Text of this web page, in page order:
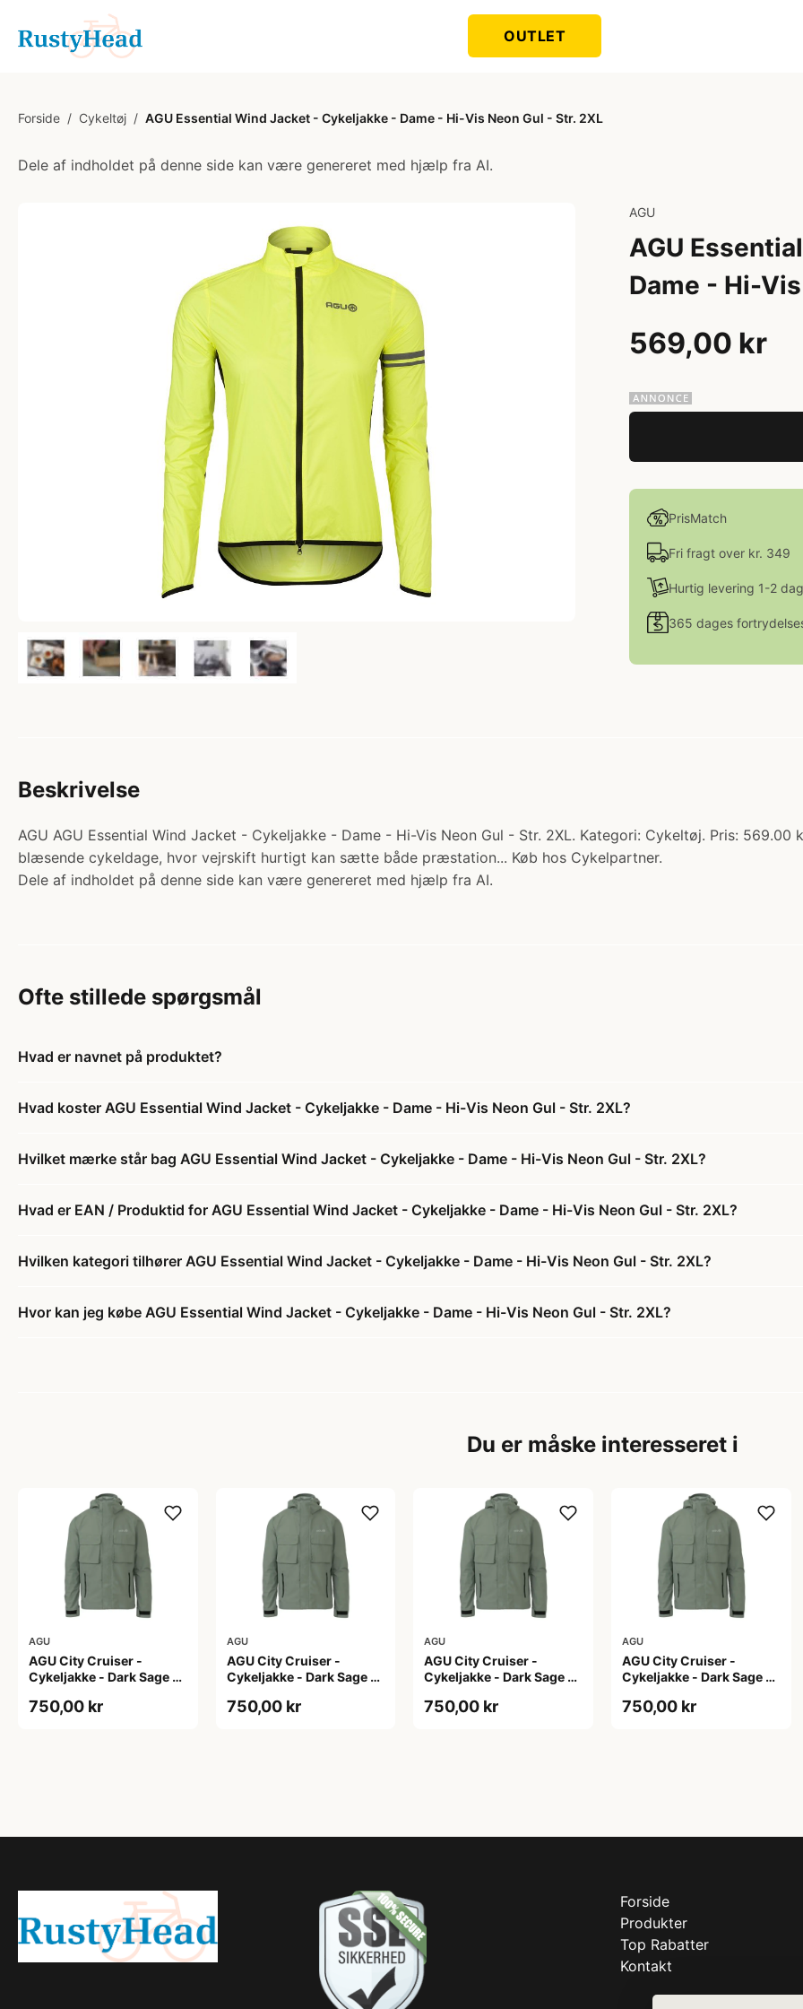
OUTLET
Forside / Cykeltøj / AGU Essential Wind Jacket - Cykeljakke - Dame - Hi-Vis Neon Gul - Str. 2XL
Dele af indholdet på denne side kan være genereret med hjælp fra AI.
AGU
AGU
Dame - Hi-
569,00 kr
PrisMatch
Fri fragt over kr. 349
Hurtig levering 1-2
365 dages
Beskrivelse
AGU AGU Essential Wind Jacket - Cykeljakke - Dame - Hi-Vis Neon Gul - Str. 2XL. Kategori: Cykeltøj. Pris:
blæsende cykeldage, hvor vejrskift hurtigt kan sætte både præstation... Køb hos Cykelpartner.
Dele af indholdet på denne side kan være genereret med hjælp fra AI.
Ofte stillede spørgsmål
Hvad er navnet på produktet?
Hvad koster AGU Essential Wind Jacket - Cykeljakke - Dame - Hi-Vis Neon Gul - Str. 2XL?
Hvilket mærke står bag AGU Essential Wind Jacket - Cykeljakke - Dame - Hi-Vis Neon Gul - Str. 2XL?
Hvad er EAN / Produktid for AGU Essential Wind Jacket - Cykeljakke - Dame - Hi-Vis Neon Gul - Str. 2XL?
Hvilken kategori tilhører AGU Essential Wind Jacket - Cykeljakke - Dame - Hi-Vis Neon Gul - Str. 2XL?
Hvor kan jeg købe AGU Essential Wind Jacket - Cykeljakke - Dame - Hi-Vis Neon Gul - Str. 2XL?
Du er måske interesseret i
AGU
AGU City Cruiser -
Cykeljakke - Dark Sage -
750,00 kr
AGU
AGU City Cruiser -
Cykeljakke - Dark Sage -
750,00 kr
AGU
AGU City Cruiser -
Cykeljakke - Dark Sage -
750,00 kr
AGU
AGU City Cruiser -
Cykeljakke - Dark Sage -
750,00 kr
Forside
Produkter
Top Rabatter
Kontakt